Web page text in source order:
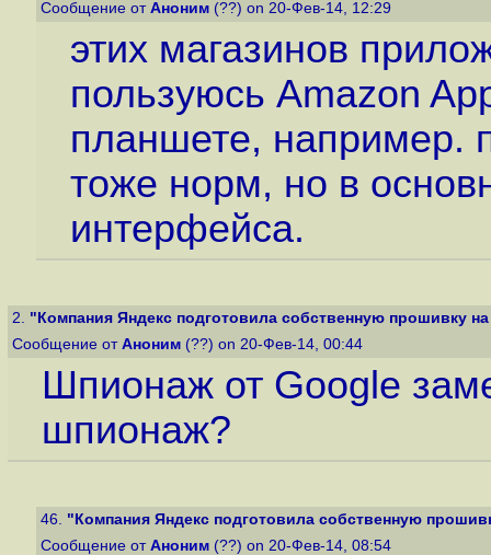
Сообщение от Аноним (??) on 20-Фев-14, 12:29
этих магазинов
пользуюсь Amazon
планшете, например.
тоже норм, но в
интерфейса.
2. "Компания Яндекс подготовила собственную прошивку
Сообщение от Аноним (??) on 20-Фев-14, 00:44
Шпионаж от Google
шпионаж?
46. "Компания Яндекс подготовила собственную
Сообщение от Аноним (??) on 20-Фев-14, 08:54